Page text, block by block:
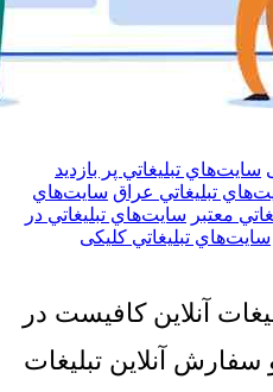
سايت‌هاي تبليغاتي پر بازدید
تبليغاتي عراق سايت‌هاي
معتبر سايت‌هاي تبليغاتي در
سايت‌هاي تبليغاتي کلیکی
آنلاین کافیست در
آنلاین تبلیغات